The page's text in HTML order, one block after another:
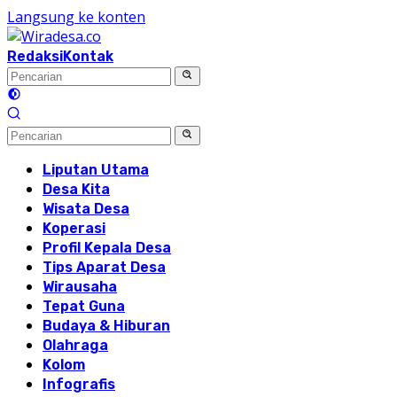
Langsung ke konten
RedaksiKontak
Liputan Utama
Desa Kita
Wisata Desa
Koperasi
Profil Kepala Desa
Tips Aparat Desa
Wirausaha
Tepat Guna
Budaya & Hiburan
Olahraga
Kolom
Infografis